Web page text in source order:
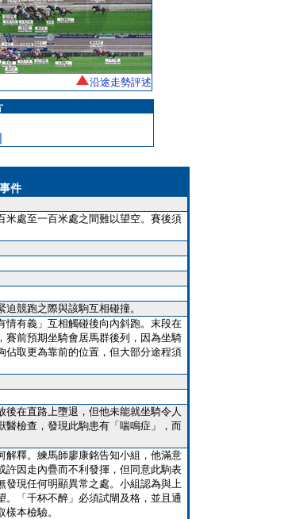
沿途走勢評述
件
米處至一百米處之間難以望空。賽後須
競跑之際與該駒互相碰撞。
情有義」互相觸碰後向內斜跑。末段在
賽前預期坐騎會居馬群後列，因為坐騎
佔取更為靠前的位置，但大部分途程須
在直路上墮退，但他未能就坐騎令人
醫檢查，發現此駒患有「喘鳴症」，而
解釋。練馬師廖康銘告知小組，他滿意
許因走內疊而不利發揮，但同意此駒表
發現任何明顯異常之處。小組認為與上
「千杯不醉」必須試閘及格，並且通
本檢驗。